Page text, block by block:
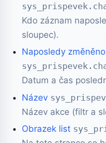
Kdo záznam
sloupec).
Naposledy změněno
Datum a čas
Název
Název akce (filtr a
Obrazek list